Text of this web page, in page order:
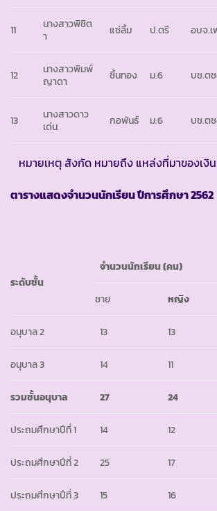
11
นางสาวพิชิต
า
แซ่ลิ้ม ป.ตรี อบจ.
12
นางสาวพิมพ์
ญาดา
ชิ้นทอง ม.6 บช.ต
13
นางสาวดาว
เด่น
กอพันธ์ ม.6 บช.ต
หมายเหตุ สังกัด หมายถึง แหล่งที่มาของเงิ
ตารางแสดงจำนวนนักเรียน ปีการศึกษา2562
ระดับชั้น
จำนวนนักเรียน (คน)
ชาย หญิง
อนุบาล 2 13 13
อนุบาล 3 14 11
รวมชั้นอนุบาล 27 24
ประถมศึกษาปีที่ 1 14 12
ประถมศึกษาปีที่ 2 25 17
ประถมศึกษาปีที่ 3 15 16